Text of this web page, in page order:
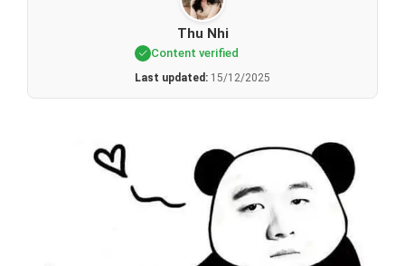
Thu Nhi
Content verified
Last updated: 15/12/2025